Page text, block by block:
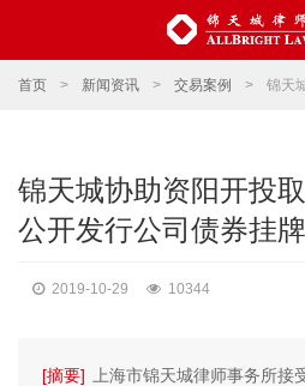
首页 > 新闻资讯 > 交易案例 > 锦天城协助
锦天城协助资阳开投
公开发行公司债券挂
2019-10-29 10344
[摘要]
上海市锦天城律师事务所接